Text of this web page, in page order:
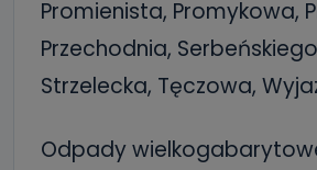
Promienista, Promykowa,
Przechodnia,
Strzelecka, Tęczowa,
Odpady